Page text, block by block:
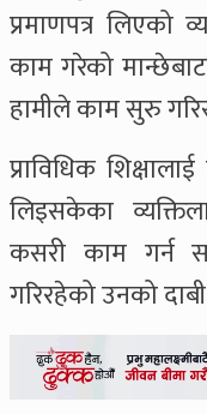
प्रमाणपत्र लिएको
काम गरेको
हामीले काम सुरु
प्राविधिक
लिइसकेका
कसरी काम गर्न
गरिरहेको उनको